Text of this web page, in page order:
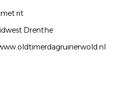
rit
Drenthe